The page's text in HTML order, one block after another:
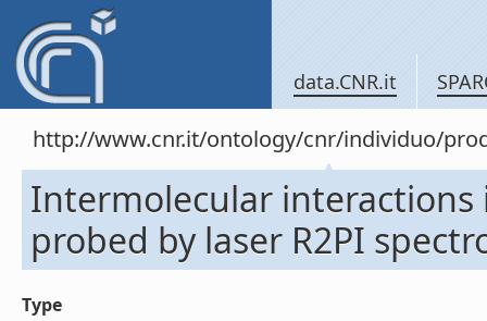
data.CNR.it
http://www.cnr.it/ontology/cnr/individuo/
Intermolecular
probed by laser R2PI
Type